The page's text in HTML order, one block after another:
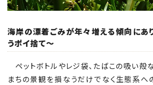
海岸の漂着ごみが年々増える傾向に
うポイ捨て～
ペットボトルやレジ袋、たばこの吸い殻
まちの景観を損なうだけでなく生態系へ